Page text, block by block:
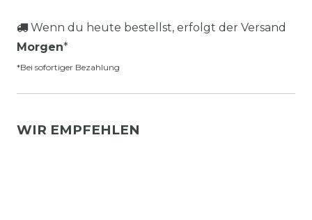
Wenn du heute bestellst, erfolgt der Versand
Morgen*
*Bei sofortiger Bezahlung
WIR EMPFEHLEN